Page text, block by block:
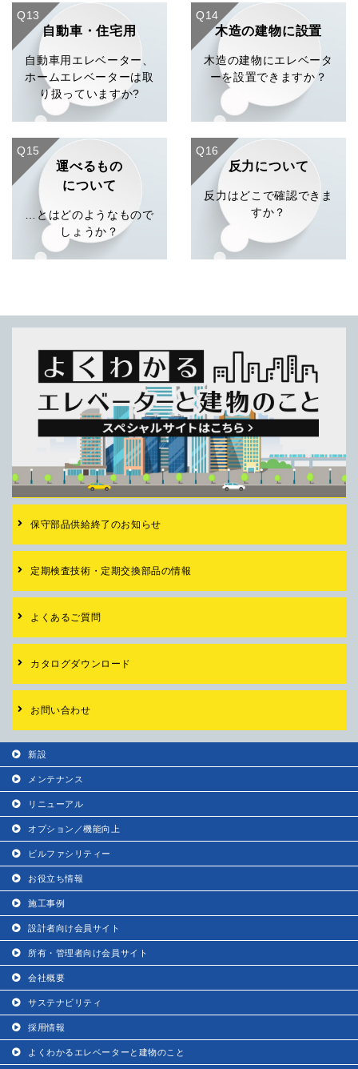
自動車・住宅用
自動車用エレベーター、
ホームエレベーターは取
り扱っていますか?
Q13
木造の建物に設置
木造の建物にエレベータ
ーを設置できますか？
Q14
運べるもの
について
…とはどのようなもので
しょうか？
Q15
反力について
反力はどこで確認できま
すか？
Q16
保守部品供給終了のお知らせ
定期検査技術・ 定期交換部品の情報
よくあるご質問
カタログダウンロード
お問い合わせ
新設
メンテナンス
リニューアル
オプション／機能向上
ビルファシリティー
お役立ち情報
施工事例
設計者向け会員サイト
所有・管理者向け会員サイト
会社概要
サステナビリティ
採用情報
よくわかるエレベーターと建物のこと